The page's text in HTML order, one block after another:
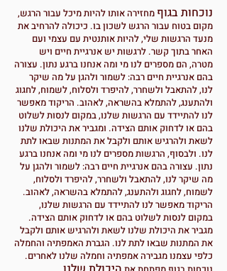
נוכחות בגוף מחזירה אותו להיות מיכל עבור הרגש,
מקום בטוח עבור הרגש לשכון בו. כיכולה להרחיב את
מנעד הרגשות שלי, להיות אותנטית עם עצמי ועם
האחר בתוך קשר. לרגשות יש אנרגיית חיים ויש
מטרה, הם מספרים לנו מי ומה אנחנו ברגע נתון. עצורה
בהם אנרגיית חיים רבה: לשמור ולהגן על מה שיקר
לנו, להתאבל ולשחרר, להיפרד ולסלוח, לשמוח, לחגוג
ולהתענג, להתמלא בהשראה, לאהוב. הריקוד מאפשר
לנו להתיידד עם הרגשות שלנו, במקום לנסות לשלוט
בהם או לדחוק אותם הצידה. ומגביר את היכולת שלנו
לשאת ולהרגיש אותם ולקבל את המתנות שבאו לתת
לנו. ולבסוף, הרגשות מספרים לנו מי ומה אנחנו ברגע
נתון. עצורה בהם אנרגיית חיים רבה: לשמור ולהגן על
מה שיקר לנו, להתאבל ולשחרר, להיפרד ולסלוח,
לשמוח, לחגוג ולהתענג, להתמלא בהשראה, לאהוב.
הריקוד מאפשר לנו להתיידד עם הרגשות שלנו,
במקום לנסות לשלוט בהם או לדחוק אותם הצידה.
מגביר את היכולת שלנו לשאת ולהרגיש אותם ולקבל
את המתנות שבאו לתת לנו. הגברת האמפתיה והחמלה
כלפי עצמנו מגבירה אמפתיה וחמלה שלנו לאחרים.